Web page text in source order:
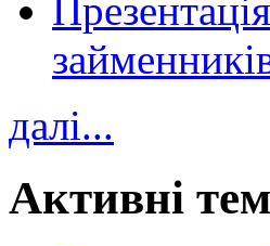
далі...
Активні